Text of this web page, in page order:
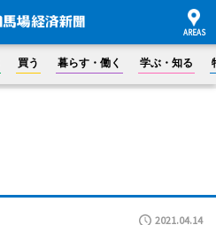
買う 暮らす・働く 学ぶ・知る
2021.04.14